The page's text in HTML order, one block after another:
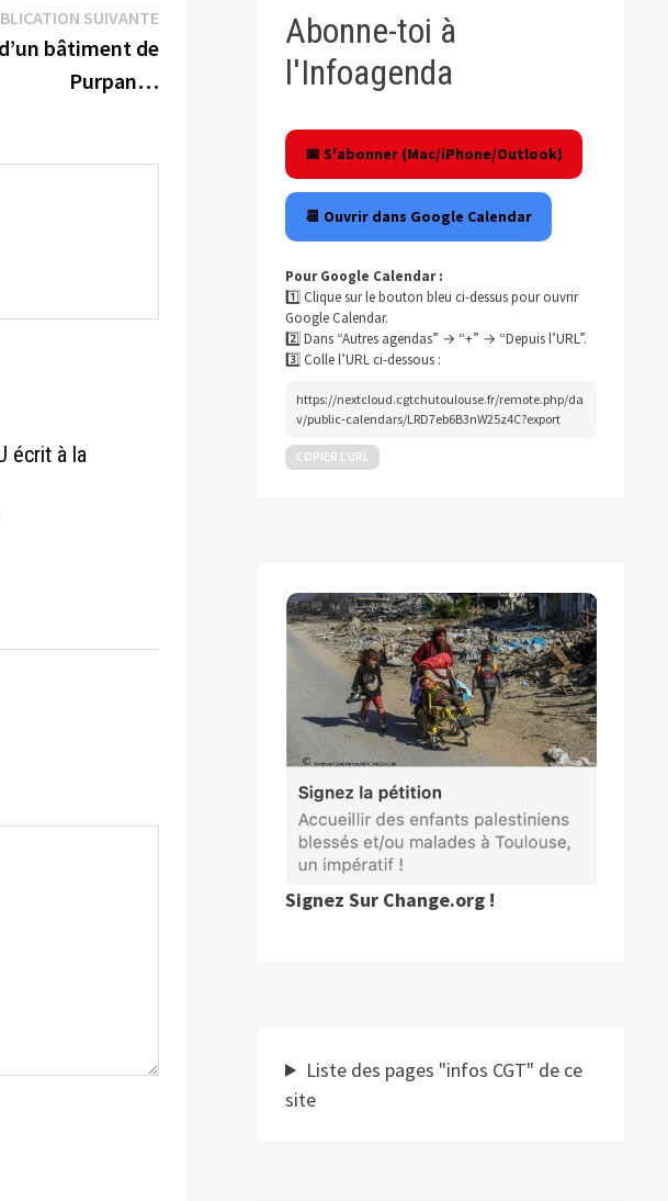
SUIVANTEPublication
suivante :
bâtiment de
Purpan…
écrit à la
Abonne-toi à
l'Infoagenda
📅 S'abonner (Mac/iPhone/Outlook)
📆 Ouvrir dans Google Calendar
Pour Google Calendar :
1️⃣ Clique sur le bouton bleu ci-dessus pour ouvrir
Google Calendar.
2️⃣ Dans “Autres agendas” → “+” → “Depuis l’URL”.
3️⃣ Colle l’URL ci-dessous :
https://nextcloud.cgtchutoulouse.fr/remote.php/da
v/public-calendars/LRD7eb6B3nW25z4C?export
COPIER L’URL
Signez Sur Change.org !
Liste des pages "infos CGT" de ce
site